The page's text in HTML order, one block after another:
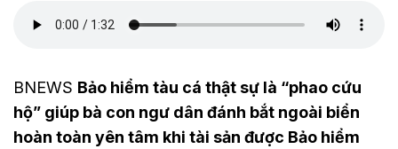
BNEWS Bảo hiểm tàu cá thật sự là “phao cứu
hộ” giúp bà con ngư dân đánh bắt ngoài biển
hoàn toàn yên tâm khi tài sản được Bảo hiểm